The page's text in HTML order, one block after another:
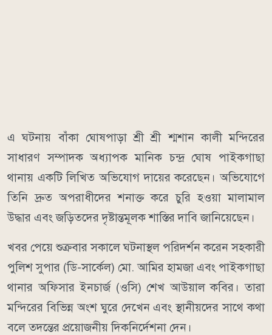
এ ঘটনায় বাঁকা ঘোষপাড়া শ্রী শ্রী শ্মশান কালী মন্দিরের
সাধারণ সম্পাদক অধ্যাপক মানিক চন্দ্র ঘোষ পাইকগাছা
থানায় একটি লিখিত অভিযোগ দায়ের করেছেন। অভিযোগে
তিনি দ্রুত অপরাধীদের শনাক্ত করে চুরি হওয়া মালামাল
উদ্ধার এবং জড়িতদের দৃষ্টান্তমূলক শাস্তির দাবি জানিয়েছেন।
খবর পেয়ে শুক্রবার সকালে ঘটনাস্থল পরিদর্শন করেন সহকারী
পুলিশ সুপার (ডি-সার্কেল) মো. আমির হামজা এবং পাইকগাছা
থানার অফিসার ইনচার্জ (ওসি) শেখ আউয়াল কবির। তারা
মন্দিরের বিভিন্ন অংশ ঘুরে দেখেন এবং স্থানীয়দের সাথে কথা
বলে তদন্তের প্রয়োজনীয় দিকনির্দেশনা দেন।